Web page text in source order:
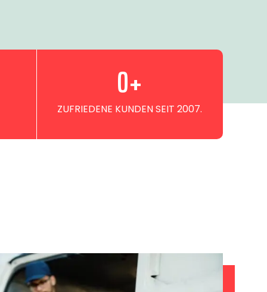
ZUFRIEDENE KUNDEN SEIT 2007.
0+